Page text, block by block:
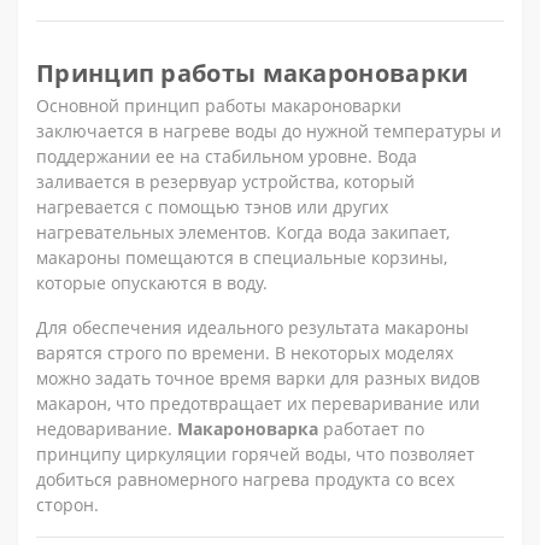
Принцип работы макароноварки
Основной принцип работы макароноварки
заключается в нагреве воды до нужной температуры и
поддержании ее на стабильном уровне. Вода
заливается в резервуар устройства, который
нагревается с помощью тэнов или других
нагревательных элементов. Когда вода закипает,
макароны помещаются в специальные корзины,
которые опускаются в воду.
Для обеспечения идеального результата макароны
варятся строго по времени. В некоторых моделях
можно задать точное время варки для разных видов
макарон, что предотвращает их переваривание или
недоваривание. Макароноварка работает по
принципу циркуляции горячей воды, что позволяет
добиться равномерного нагрева продукта со всех
сторон.